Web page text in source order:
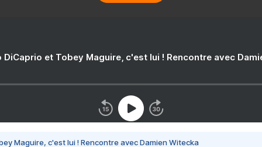
DiCaprio et Tobey Maguire, c'est lui ! Rencontre avec
Maguire, c'est lui ! Rencontre avec Damien Witecka